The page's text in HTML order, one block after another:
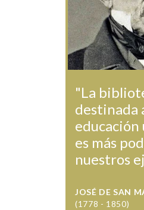
"La
destinada
educación
es más
nuestros
JOSÉ DE SAN
(1778 - 1850)